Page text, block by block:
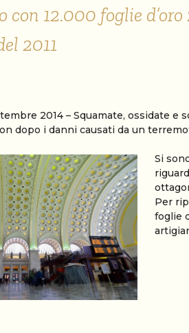
con 12.000 foglie
2011
2014 – Squamate, ossidate
dopo i danni causati da un
Si
Per
foglie